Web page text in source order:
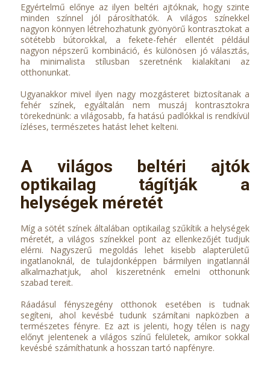
Egyértelmű előnye az ilyen beltéri ajtóknak, hogy szinte
minden színnel jól párosíthatók. A világos színekkel
nagyon könnyen létrehozhatunk gyönyörű kontrasztokat a
sötétebb bútorokkal, a fekete-fehér ellentét például
nagyon népszerű kombináció, és különösen jó választás,
ha minimalista stílusban szeretnénk kialakítani az
otthonunkat.
Ugyanakkor mivel ilyen nagy mozgásteret biztosítanak a
fehér színek, egyáltalán nem muszáj kontrasztokra
törekednünk: a világosabb, fa hatású padlókkal is rendkívül
ízléses, természetes hatást lehet kelteni.
A világos beltéri ajtók
optikailag tágítják a
helységek méretét
Míg a sötét színek általában optikailag szűkítik a helységek
méretét, a világos színekkel pont az ellenkezőjét tudjuk
elérni. Nagyszerű megoldás lehet kisebb alapterületű
ingatlanoknál, de tulajdonképpen bármilyen ingatlannál
alkalmazhatjuk, ahol kiszeretnénk emelni otthonunk
szabad tereit.
Ráadásul fényszegény otthonok esetében is tudnak
segíteni, ahol kevésbé tudunk számítani napközben a
természetes fényre. Ez azt is jelenti, hogy télen is nagy
előnyt jelentenek a világos színű felületek, amikor sokkal
kevésbé számíthatunk a hosszan tartó napfényre.